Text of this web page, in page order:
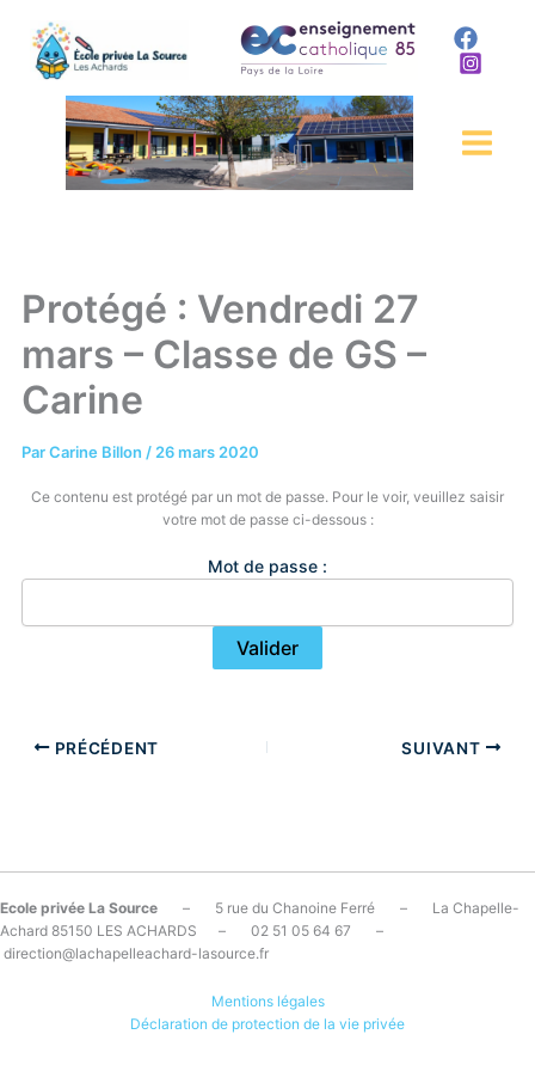
contenu
Protégé : Vendredi 27
mars – Classe de GS –
Carine
ParCarine Billon / 26 mars 2020
Ce contenu est protégé par un mot de passe. Pour le voir, veuillez saisir
votre mot de passe ci-dessous :
Mot de passe :
PRÉCÉDENT SUIVANT
Ecole privée La Source – 5 rue du Chanoine Ferré – La Chapelle-
Achard 85150 LES ACHARDS – 02 51 05 64 67 –
direction@lachapelleachard-lasource.fr
Mentions légales
Déclaration de protection de la vie privée